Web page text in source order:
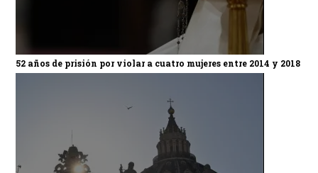
52 años de prisión por violar a cuatro mujeres entre 2014 y 2018